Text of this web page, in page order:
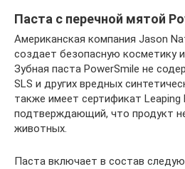
Паста с перечной мятой
Американская компания Jason
создает безопасную косметику
Зубная паста PowerSmile не
SLS и других вредных
также имеет сертификат Leaping
подтверждающий, что продукт
животных.
Паста включает в состав